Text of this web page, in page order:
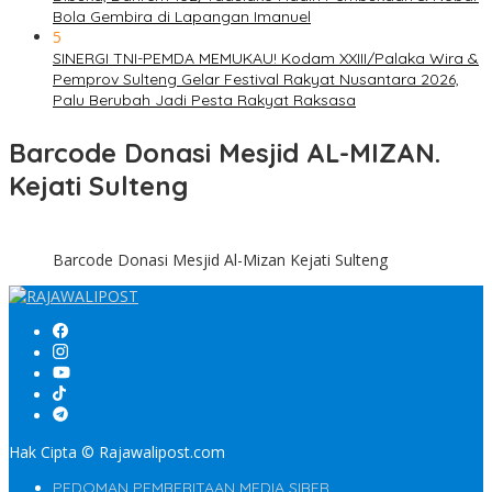
Bola Gembira di Lapangan Imanuel
5
SINERGI TNI-PEMDA MEMUKAU! Kodam XXIII/Palaka Wira &
Pemprov Sulteng Gelar Festival Rakyat Nusantara 2026,
Palu Berubah Jadi Pesta Rakyat Raksasa
Barcode Donasi Mesjid AL-MIZAN.
Kejati Sulteng
Barcode Donasi Mesjid Al-Mizan Kejati Sulteng
Hak Cipta © Rajawalipost.com
PEDOMAN PEMBERITAAN MEDIA SIBER